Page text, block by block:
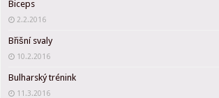
Biceps
2.2.2016
Břišní svaly
10.2.2016
Bulharský trénink
11.3.2016